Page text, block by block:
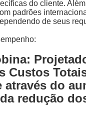
do cliente.
padrões
de seus
Custos
através do
redução